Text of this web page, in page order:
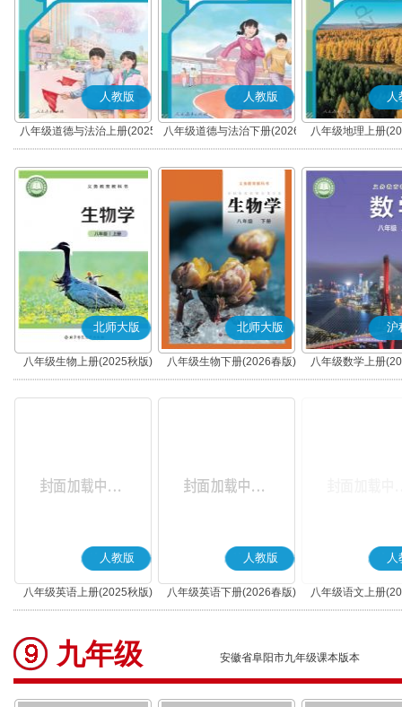
人教版
八年级道德与法治上册(2025
秋版)(部编版)
人教版
八年级道德与法治下册(2026
春版)(部编版)
人
八年级地理上册
北师大版
八年级生物上册(2025秋版)
北师大版
八年级生物下册(2026春版)
沪
八年级数学上册
人教版
八年级英语上册(2025秋版)
人教版
八年级英语下册(2026春版)
人
八年级语文上册
(部编版)
九年级 安徽省阜阳市九年级课本版本